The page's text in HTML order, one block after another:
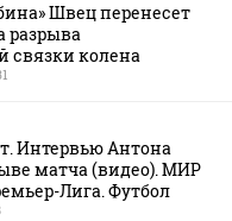
Швец перенесет
разрыва
связки колена
Интервью Антона
матча (видео). МИР
Лига. Футбол